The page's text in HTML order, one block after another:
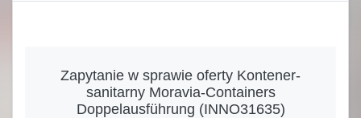
Zapytanie w sprawie oferty Kontener-
sanitarny Moravia-Containers
Doppelausführung (INNO31635)